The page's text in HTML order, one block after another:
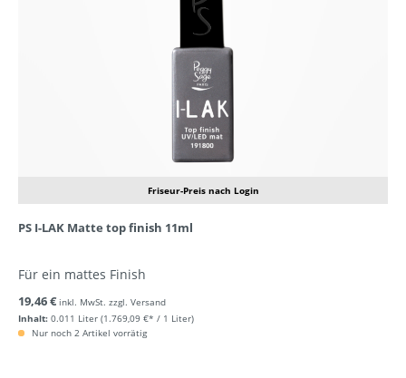
Friseur-Preis nach Login
PS I-LAK Matte top finish 11ml
Für ein mattes Finish
Inhalt: 0.011 Liter (1.769,09 €* / 1 Liter)
19,46 € inkl. MwSt. zzgl. Versand
Nur noch 2 Artikel vorrätig